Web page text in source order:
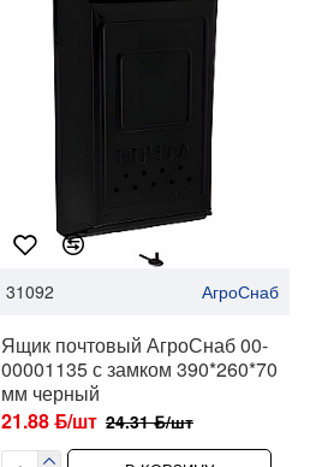
31092 АгроСнаб
Ящик почтовый АгроСнаб 00-
00001135 с замком 390*260*70
мм черный
21.88 ƃ/шт 24.31 ƃ/шт